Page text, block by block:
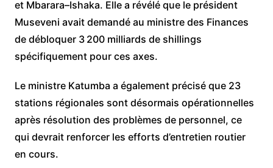
et Mbarara–Ishaka. Elle a révélé que le président
Museveni avait demandé au ministre des Finances
de débloquer 3 200 milliards de shillings
spécifiquement pour ces axes.
Le ministre Katumba a également précisé que 23
stations régionales sont désormais opérationnelles
après résolution des problèmes de personnel, ce
qui devrait renforcer les efforts d’entretien routier
en cours.